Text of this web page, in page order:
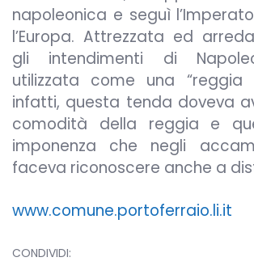
napoleonica e seguì
l’Europa. Attrezzata ed
gli intendimenti di
utilizzata come una “reggia
infatti, questa tenda doveva
comodità della reggia e
imponenza che negli
faceva riconoscere anche a
www.comune.portoferraio.li.it
CONDIVIDI: